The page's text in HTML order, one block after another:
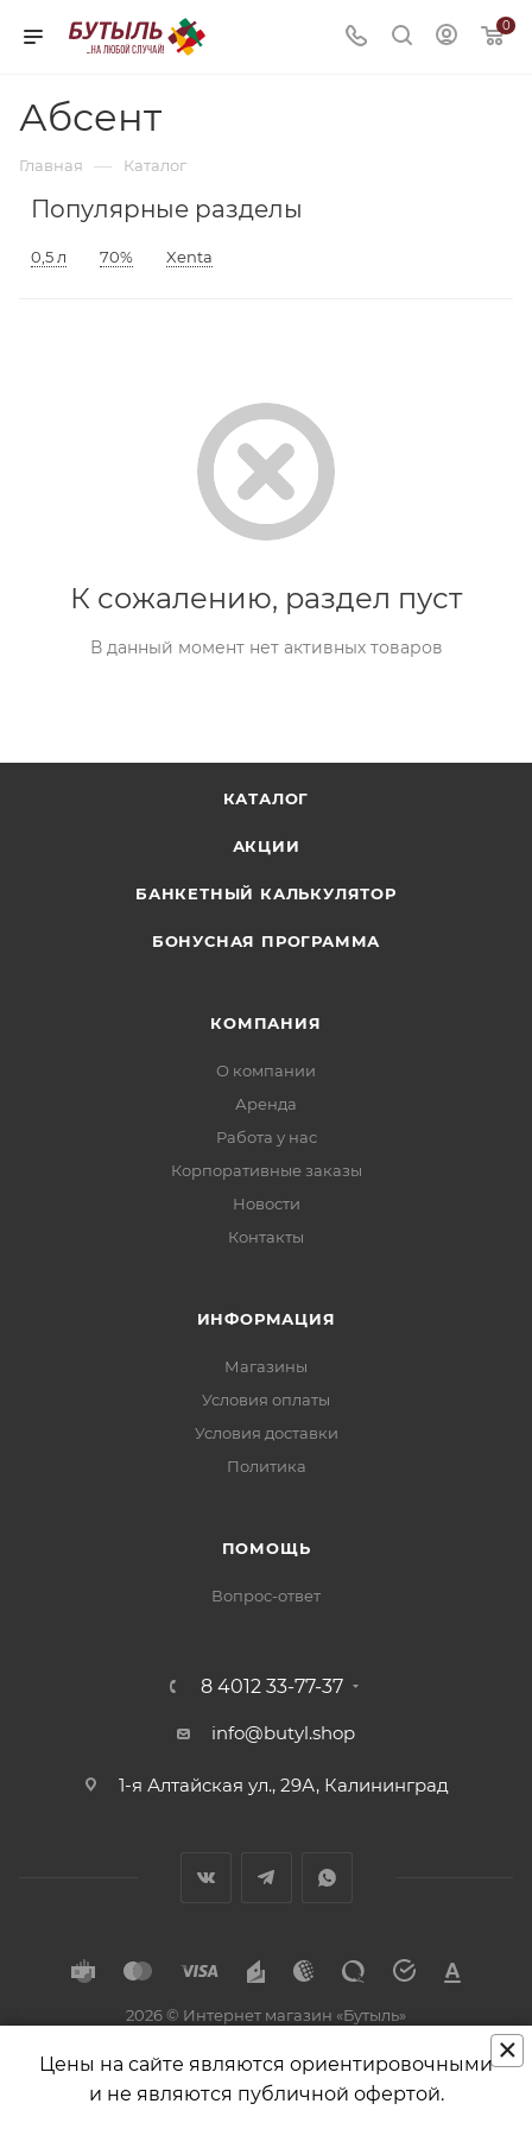
0
Абсент
Главная — Каталог
Популярные разделы
0,5 л 70% Xenta
К сожалению, раздел пуст
В данный момент нет активных товаров
КАТАЛОГ
АКЦИИ
БАНКЕТНЫЙ КАЛЬКУЛЯТОР
БОНУСНАЯ ПРОГРАММА
КОМПАНИЯ
О компании
Аренда
Работа у нас
Корпоративные заказы
Новости
Контакты
ИНФОРМАЦИЯ
Магазины
Условия оплаты
Условия доставки
Политика
ПОМОЩЬ
Вопрос-ответ
8 4012 33-77-37
info@butyl.shop
1-я Алтайская ул., 29А, Калининград
2026 © Интернет магазин «Бутыль»
Разработка и поддержка ×
Цены на сайте являются ориентировочными
и не являются публичной офертой.